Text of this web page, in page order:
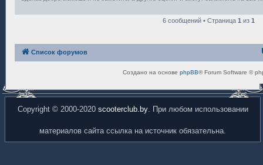
6 сообщений • Страница 1 из 1
Список форумов
Создано на основе phpBB® Forum Software ©
Copyright © 2000-2020 scooterclub.by. При любом использовании
материалов сайта ссылка на источник обязательна.